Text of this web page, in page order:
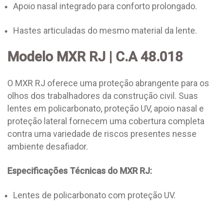
Apoio nasal integrado para conforto prolongado.
Hastes articuladas do mesmo material da lente.
Modelo MXR RJ | C.A 48.018
O MXR RJ oferece uma proteção abrangente para os
olhos dos trabalhadores da construção civil. Suas
lentes em policarbonato, proteção UV, apoio nasal e
proteção lateral fornecem uma cobertura completa
contra uma variedade de riscos presentes nesse
ambiente desafiador.
Especificações Técnicas do MXR RJ:
Lentes de policarbonato com proteção UV.